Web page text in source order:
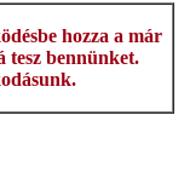
hozza a már
tesz bennünket.